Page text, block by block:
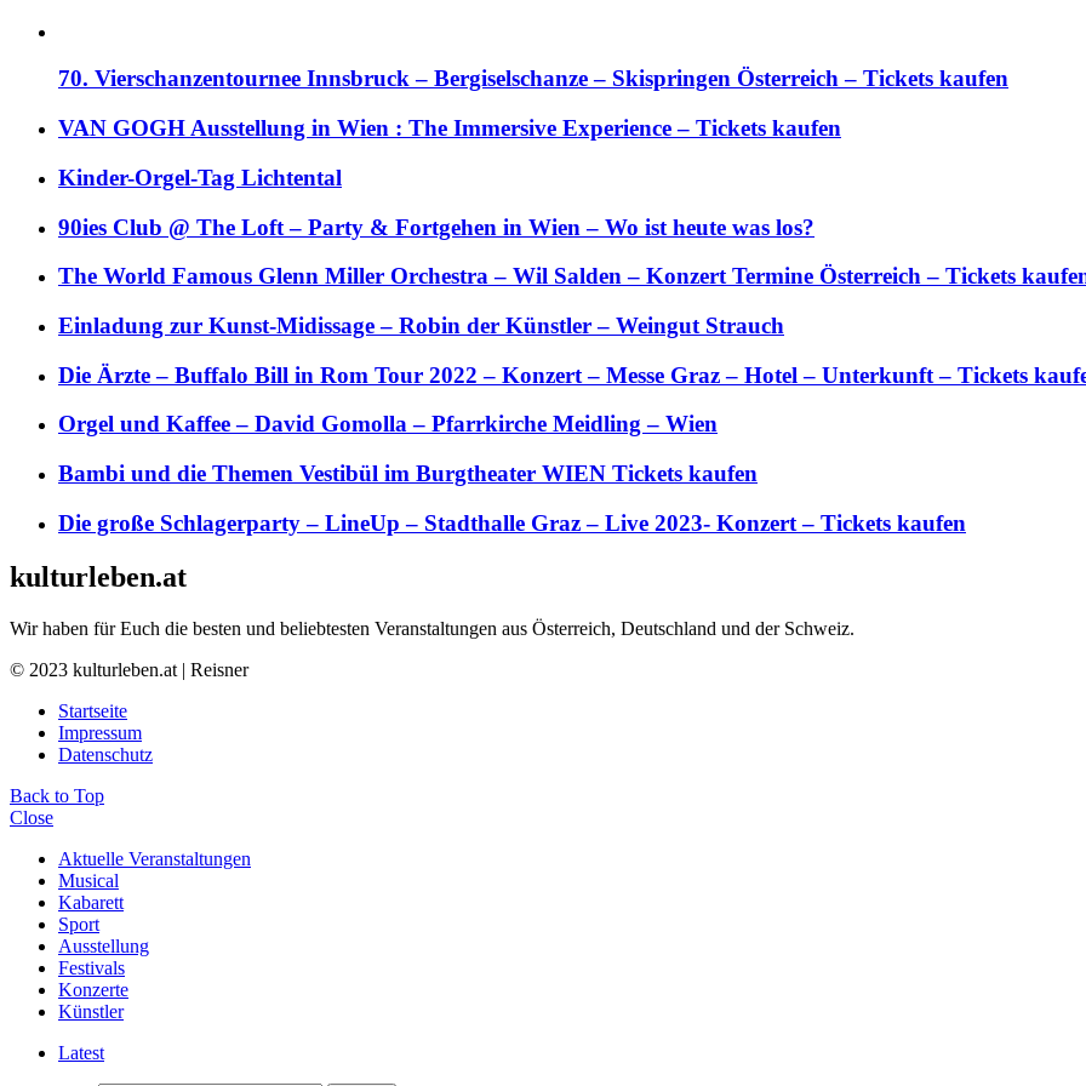
70. Vierschanzentournee Innsbruck – Bergiselschanze – Skispringen Österreich – Tickets kaufen
VAN GOGH Ausstellung in Wien : The Immersive Experience – Tickets kaufen
Kinder-Orgel-Tag Lichtental
90ies Club @ The Loft – Party & Fortgehen in Wien – Wo ist heute was los?
The World Famous Glenn Miller Orchestra – Wil Salden – Konzert Termine Österreich – Tickets
Einladung zur Kunst-Midissage – Robin der Künstler – Weingut Strauch
Die Ärzte – Buffalo Bill in Rom Tour 2022 – Konzert – Messe Graz – Hotel – Unterkunft – Tickets
Orgel und Kaffee – David Gomolla – Pfarrkirche Meidling – Wien
Bambi und die Themen Vestibül im Burgtheater WIEN Tickets kaufen
Die große Schlagerparty – LineUp – Stadthalle Graz – Live 2023- Konzert – Tickets kaufen
kulturleben.at
Wir haben für Euch die besten und beliebtesten Veranstaltungen aus Österreich, Deutschland und der Schweiz.
© 2023 kulturleben.at | Reisner
Startseite
Impressum
Datenschutz
Back to Top
Close
Aktuelle Veranstaltungen
Musical
Kabarett
Sport
Ausstellung
Festivals
Konzerte
Künstler
Latest